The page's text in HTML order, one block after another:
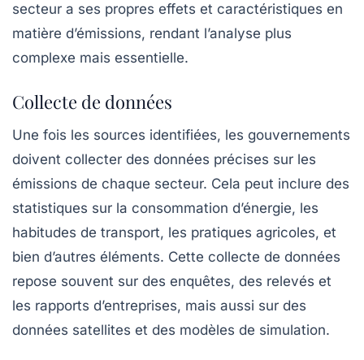
secteur a ses propres effets et caractéristiques en
matière d’émissions, rendant l’analyse plus
complexe mais essentielle.
Collecte de données
Une fois les sources identifiées, les gouvernements
doivent collecter des données précises sur les
émissions de chaque secteur. Cela peut inclure des
statistiques sur la consommation d’énergie, les
habitudes de transport, les pratiques agricoles, et
bien d’autres éléments. Cette collecte de données
repose souvent sur des enquêtes, des relevés et
les rapports d’entreprises, mais aussi sur des
données satellites et des modèles de simulation.